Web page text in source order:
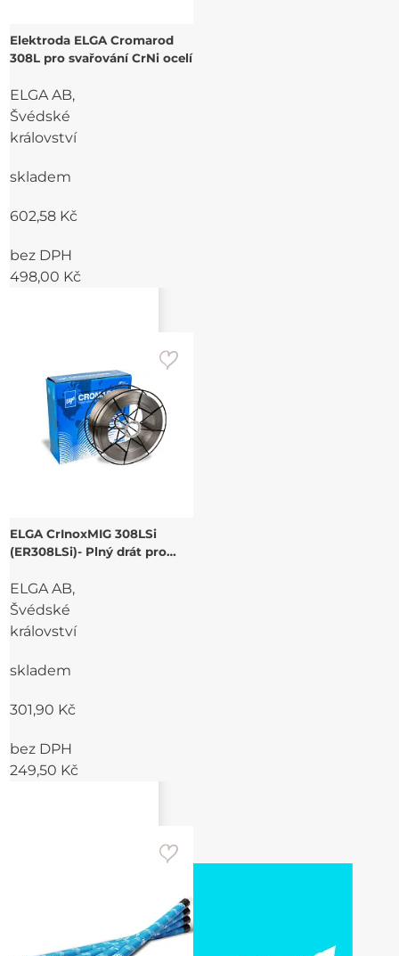
Elektroda ELGA Cromarod
308L pro svařování CrNi ocelí
ELGA AB,
Švédské
království
skladem
602,58 Kč
bez DPH
498,00 Kč
ELGA CrInoxMIG 308LSi
(ER308LSi)- Plný drát pro
ocelí
ELGA AB,
Švédské
království
skladem
301,90 Kč
bez DPH
249,50 Kč